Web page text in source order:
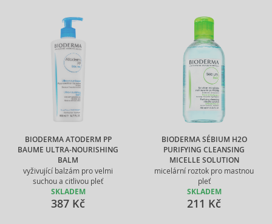
BIODERMA ATODERM PP
BAUME ULTRA-NOURISHING
BALM
vyživující balzám pro velmi
suchou a citlivou pleť
SKLADEM
387 Kč
BIODERMA SÉBIUM H2O
PURIFYING CLEANSING
MICELLE SOLUTION
micelární roztok pro mastnou
pleť
SKLADEM
211 Kč